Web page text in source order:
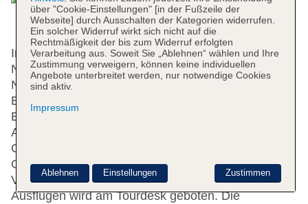
In einem 2-stöckigen Haupthaus und 3
Nebengebäuden stehen den Gästen 107
Nichtraucherzimmer zur Verfügung.
Englischsprachiges Personal an der Rezeption im
Empfangsbereich steht zur Seite beim Ein- und
Auschecken. Die Einrichtung umfasst eine
Gepäckaufbewahrung, einen Safe und einen
Getränkeautomaten. Im Hotel steht WLAN zur
Verfügung. Hilfestellung bei der Buchung von
Ausflügen wird am Tourdesk geboten. Die
über "Cookie-Einstellungen" [in der Fußzeile der
Webseite] durch Ausschalten der Kategorien widerrufen.
Ein solcher Widerruf wirkt sich nicht auf die
Rechtmäßigkeit der bis zum Widerruf erfolgten
Verarbeitung aus. Soweit Sie „Ablehnen“ wählen und Ihre
Zustimmung verweigern, können keine individuellen
Angebote unterbreitet werden, nur notwendige Cookies
sind aktiv.
Impressum
Zustimmen
Ablehnen Einstellungen